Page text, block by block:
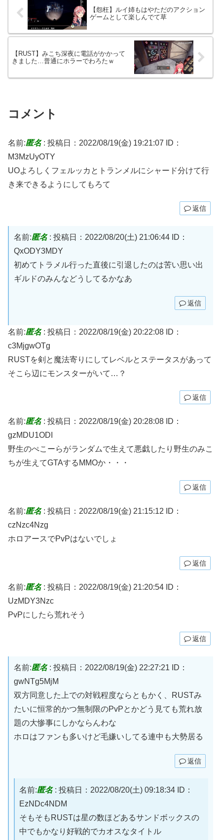
【怨枉】ルイ姉もはやただのアクション
ゲームとして楽しんでて草
【RUST】みこち深夜に電話がかかって
きました…普通にホラーでわろたｗ
コメント
名前:匿名: 投稿日：2022/08/19(金) 19:21:07
ID：
M3MzUyOTY
UOよろしくフェルッカとトランメルにシャード分けて行
き来できるようにしてもろて
返信
名前:匿名: 投稿日：2022/08/20(土) 21:06:44
ID：
QxODY3MDY
初めてトラメル行った直後に引退したのは苦い思い出
ギルドのみんなどうしてるかなあ
返信
名前:匿名: 投稿日：2022/08/19(金) 20:22:08 ID：
c3MjgwOTg
RUSTを剣と魔法寄りにしてレベルとステータスがあって
そこら辺にモンスターがいて…？
返信
名前:匿名: 投稿日：2022/08/19(金) 20:28:08 ID：
gzMDU1ODI
野生のぺこーらがランダムで生えて悪戯したり野生のみこ
ちが生えてGTAするMMOか・・・
返信
名前:匿名: 投稿日：2022/08/19(金) 21:15:12
ID：
czNzc4Nzg
ホロアースでPvPはないでしょ
返信
名前:匿名: 投稿日：2022/08/19(金) 21:20:54 ID：
UzMDY3Nzc
PvPにしたら荒れそう
返信
名前:匿名: 投稿日：2022/08/19(金) 22:27:21
ID：
gwNTg5MjM
双方同意した上での対戦程度ならともかく、RUSTみ
たいに恒常的かつ無制限のPvPとかどう見ても荒れ放
題の大惨事にしかならんわな
ホロはファンも多いけど毛嫌いしてる連中も大勢居る
返信
名前:匿名: 投稿日：2022/08/20(土) 09:18:34 ID：
EzNDc4NDM
そもそもRUSTは星の数ほどあるサンドボックスの
中でもかなり好戦的でカオスなタイトル